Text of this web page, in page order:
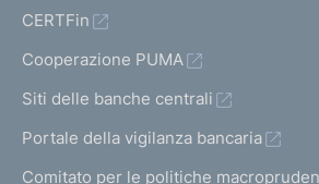
CERTFin
Cooperazione PUMA
Siti delle banche centrali
Portale della vigilanza bancaria
Comitato per le politiche